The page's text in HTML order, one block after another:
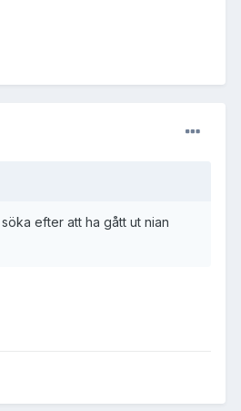
efter att ha gått ut nian